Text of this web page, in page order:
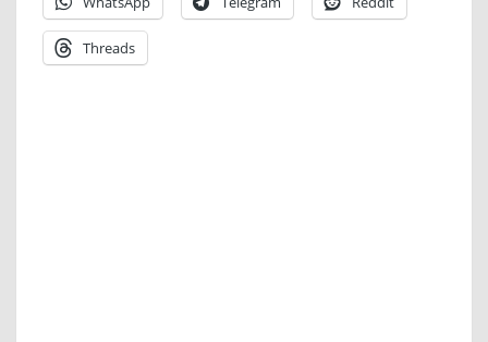
Threads